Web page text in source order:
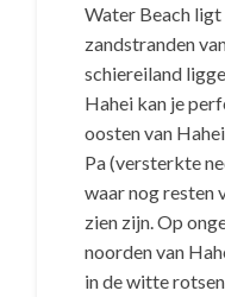
Water Beach ligt
zandstranden
schiereiland
Hahei kan je
oosten van
Pa (versterkte
waar nog resten
zien zijn. Op
noorden van
in de witte